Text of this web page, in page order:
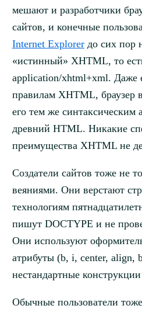
мешают и разработчики
сайтов, и конечные
Internet Explorerдо сих пор
«истинный» XHTML, то
application/xhtml+xml. Даже
правилам XHTML, браузер
его тем же синтаксическим
древний HTML. Никакие
преимущества XHTML не
Создатели сайтов тоже не
веяниями. Они верстают
технологиям
пишут DOCTYPE и не
Они используют
атрибуты (b, i, center,
нестандартные
Обычные пользователи